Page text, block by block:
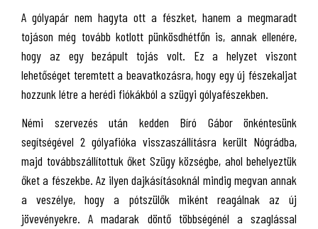
A gólyapár nem hagyta ott a fészket, hanem a megmaradt
tojáson még tovább kotlott pünkösdhétfőn is, annak ellenére,
hogy az egy bezápult tojás volt. Ez a helyzet viszont
lehetőséget teremtett a beavatkozásra, hogy egy új fészekaljat
hozzunk létre a herédi fiókákból a szügyi gólyafészekben.
Némi szervezés után kedden Bíró Gábor önkéntesünk
segítségével 2 gólyafióka visszaszállításra került Nógrádba,
majd továbbszállítottuk őket Szügy községbe, ahol behelyeztük
őket a fészekbe. Az ilyen dajkásításoknál mindig megvan annak
a veszélye, hogy a pótszülők miként reagálnak az új
jövevényekre. A madarak döntő többségénél a szaglással